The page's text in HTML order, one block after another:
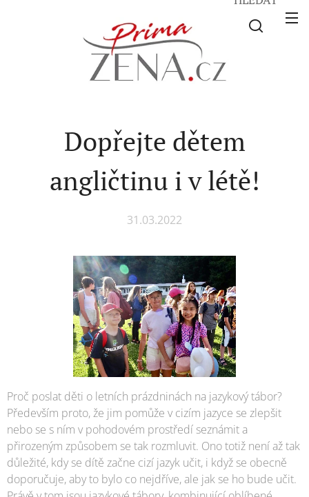
Dopřejte dětem
angličtinu i v létě!
31.03.2022
Proč poslat děti o letních prázdninách na jazykový tábor?
Především proto, že jim pomůže v cizím jazyce se zlepšit
nebo se s ním v pohodovém prostředí seznámit a
přirozeným způsobem se tak rozmluvit. Ono totiž není až tak
důležité, kdy se dítě začne cizí jazyk učit, i když se obecně
doporučuje, aby to bylo co nejdříve, ale jak se ho bude učit.